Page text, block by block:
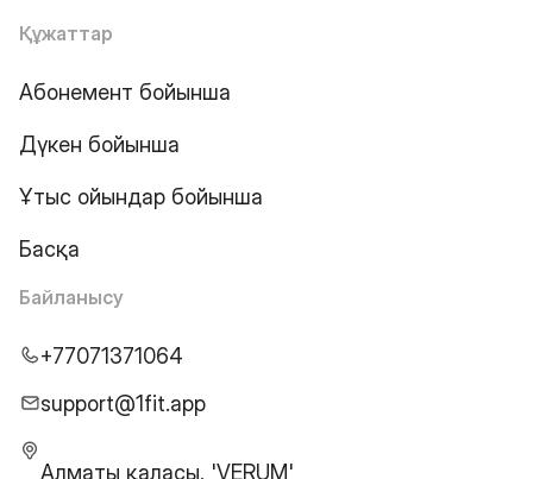
Құжаттар
Абонемент бойынша
Дүкен бойынша
Ұтыс ойындар бойынша
Басқа
Байланысу
+77071371064
support@1fit.app
Алматы қаласы, 'VERUM'